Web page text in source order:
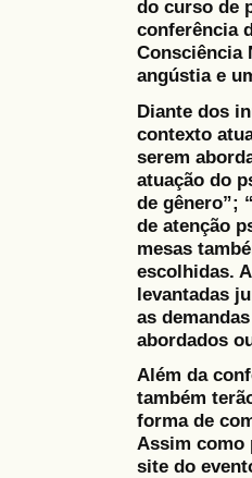
do curso de
conferência
Consciência
angústia e
Diante dos
contexto
serem
atuação do
de gênero”;
de atenção
mesas
escolhidas.
levantadas
as
abordados
Além da
também
forma de
Assim como
site do